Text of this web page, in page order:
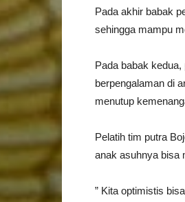
Pada akhir babak
sehingga mampu
Pada babak
berpengalaman di
menutup
Pelatih tim putra
anak asuhnya bisa
” Kita optimistis